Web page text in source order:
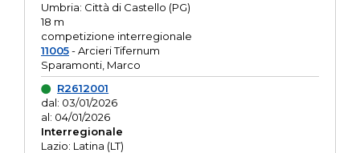
Umbria: Città di Castello (PG)
18 m
competizione interregionale
11005- Arcieri Tifernum
Sparamonti, Marco
R2612001
dal: 03/01/2026
al: 04/01/2026
Interregionale
Lazio: Latina (LT)